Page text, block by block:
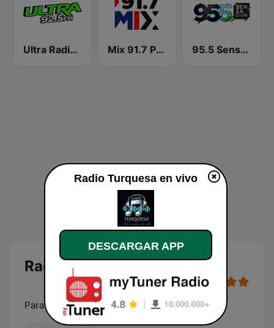
Ultra Radio 92.5 FM Mix 91.7 Puebla 95.5 Sensación FM
Radio Turquesa en vivo
Para Complacer Tus Oidos
Radio Turquesa en vivo
DESCARGAR APP